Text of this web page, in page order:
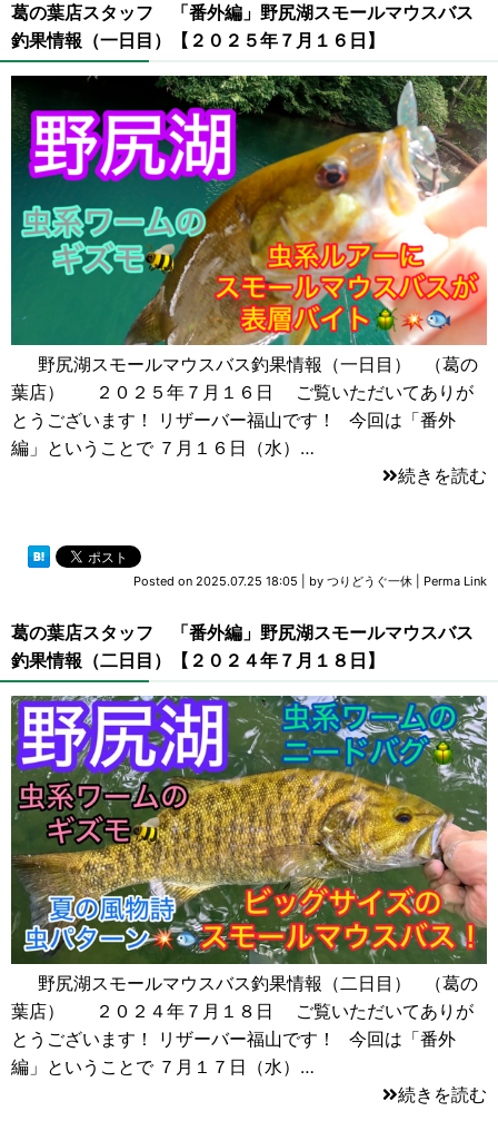
葛の葉店スタッフ 「番外編」野尻湖スモールマウスバス
釣果情報（一日目）【２０２５年７月１６日】
野尻湖スモールマウスバス釣果情報（一日目） （葛の
葉店） ２０２５年７月１６日 ご覧いただいてありが
とうございます！ リザーバー福山です！ 今回は「番外
編」ということで ７月１６日（水）…
続きを読む
Posted on 2025.07.25 18:05 by つりどうぐ一休 Perma Link
葛の葉店スタッフ 「番外編」野尻湖スモールマウスバス
釣果情報（二日目）【２０２４年７月１８日】
野尻湖スモールマウスバス釣果情報（二日目） （葛の
葉店） ２０２４年７月１８日 ご覧いただいてありが
とうございます！ リザーバー福山です！ 今回は「番外
編」ということで ７月１７日（水）…
続きを読む